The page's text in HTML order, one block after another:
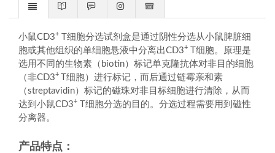
小鼠CD3+
T细胞分选试剂盒是通过阴性分选从小鼠脾脏细
胞或其他组织的单细胞悬液中分离出CD3+
T细胞。原理是
选用不同的生物素（biotin）标记单克隆抗体对非目的细胞
（非CD3+
T细胞）进行标记，而后通过链霉亲和素
（streptavidin）标记的磁珠对非目标细胞进行清除，从而
达到小鼠CD3+
T细胞分选的目的。分选过程需要用到磁性
分离器。
产品特点：